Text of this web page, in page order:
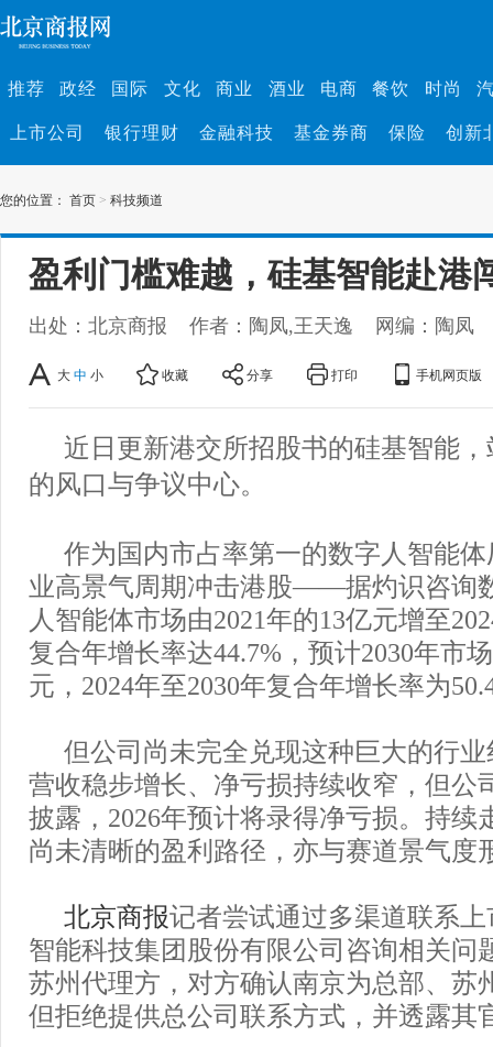
推荐 政经 国际 文化 商业 酒业 电商 餐饮 时尚
上市公司 银行理财 金融科技 基金券商 保险 创新
您的位置： 首页 > 科技频道
盈利门槛难越，硅基智能赴港
出处：北京商报 作者：陶凤,王天逸 网编：陶凤
大 中 小 收藏 分享 打印 手机网页版
近日更新港交所招股书的硅基智能
的风口与争议中心。
作为国内市占率第一的数字人智能
业高景气周期冲击港股——据灼识咨询
人智能体市场由2021年的13亿元增至
复合年增长率达44.7%，预计2030年市
元，2024年至2030年复合年增长率为
但公司尚未完全兑现这种巨大的行
营收稳步增长、净亏损持续收窄，但公
披露，2026年预计将录得净亏损。持续
尚未清晰的盈利路径，亦与赛道景气度
北京商报记者尝试通过多渠道联系
智能科技集团股份有限公司咨询相关问
苏州代理方，对方确认南京为总部、苏
但拒绝提供总公司联系方式，并透露其